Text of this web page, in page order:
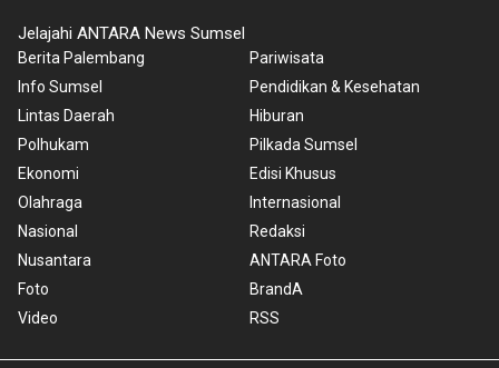
Jelajahi ANTARA News Sumsel
Berita Palembang
Info Sumsel
Lintas Daerah
Polhukam
Ekonomi
Olahraga
Nasional
Nusantara
Foto
Video
Pariwisata
Pendidikan & Kesehatan
Hiburan
Pilkada Sumsel
Edisi Khusus
Internasional
Redaksi
ANTARA Foto
BrandA
RSS